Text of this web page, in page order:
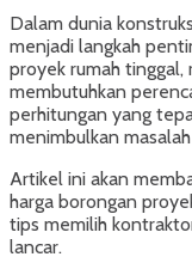
Dalam dunia
menjadi langkah
proyek rumah tinggal,
membutuhkan
perhitungan yang
menimbulkan
Artikel ini akan
harga borongan
tips memilih
lancar.